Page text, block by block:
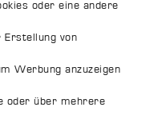
oder eine andere
Erstellung von
Werbung anzuzeigen
oder über mehrere